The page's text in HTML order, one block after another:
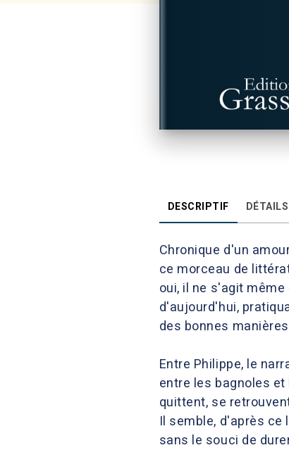
DESCRIPTIF DÉTAILS
Chronique d'un
ce morceau de
oui, il ne s'agit
d'aujourd'hui,
des bonnes
Entre Philippe, le
entre les bagnoles
quittent, se
Il semble, d'après
sans le souci de